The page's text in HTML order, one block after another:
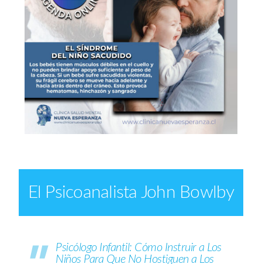
El Psicoanalista John Bowlby
Psicólogo Infantil: Cómo Instruir a Los
Niños Para Que No Hostiguen a Los